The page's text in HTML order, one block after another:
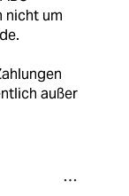
nicht um
außer